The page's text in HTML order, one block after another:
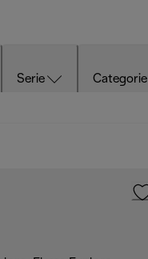
Serie Categorie